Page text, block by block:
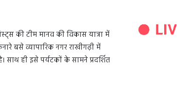
की टीम मानव की विकास यात्रा में
बसे व्यापारिक नगर राखीगढ़ी में
साथ ही इसे पर्यटकों के सामने प्रदर्शित